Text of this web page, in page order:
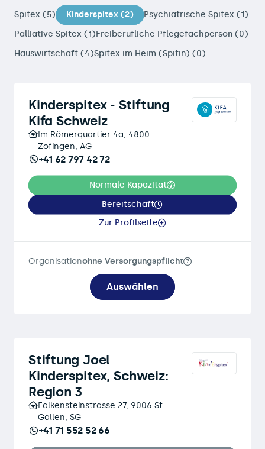
Spitex (5) Kinderspitex (2)
Psychiatrische Spitex (1)
Palliative Spitex (1)Freiberufliche Pflegefachperson (0)
Hauswirtschaft (4)Spitex im Heim (Spitin) (0)
Kinderspitex - Stiftung
Kifa Schweiz
Im Römerquartier 4a, 4800
Zofingen, AG
+41 62 797 42 72
Normale Kapazität
Bereitschaft
Zur Profilseite
Organisationohne Versorgungspflicht
Auswählen
Stiftung Joel
Kinderspitex, Schweiz:
Region 3
Falkensteinstrasse 27, 9006 St.
Gallen, SG
+41 71 552 52 66